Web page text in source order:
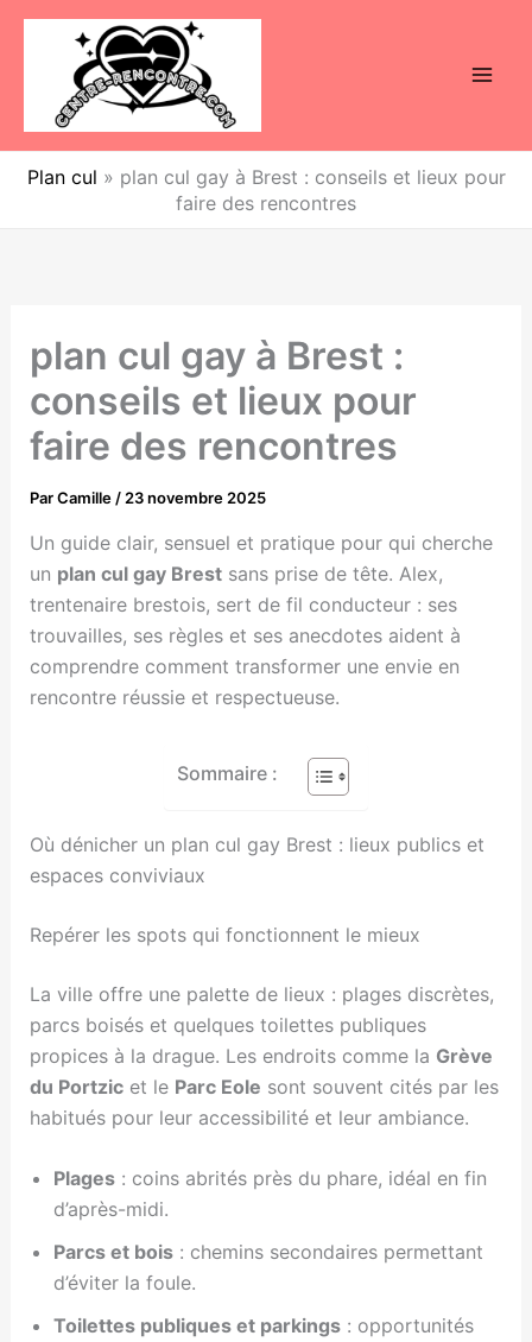
Aller
Plan cul » plan cul gay à Brest : conseils et lieux pour
faire des rencontres
plan cul gay à Brest :
conseils et lieux pour
faire des rencontres
ParCamille / 23 novembre 2025
Un guide clair, sensuel et pratique pour qui cherche
un plan cul gay Brestsans prise de tête. Alex,
trentenaire brestois, sert de fil conducteur : ses
trouvailles, ses règles et ses anecdotes aident à
comprendre comment transformer une envie en
rencontre réussie et respectueuse.
Sommaire :
Où dénicher un plan cul gay Brest : lieux publics et
espaces conviviaux
Repérer les spots qui fonctionnent le mieux
La ville offre une palette de lieux : plages discrètes,
parcs boisés et quelques toilettes publiques
propices à la drague. Les endroits comme la Grève
du Portzicet le Parc Eole sont souvent cités par les
habitués pour leur accessibilité et leur ambiance.
Plages: coins abrités près du phare, idéal en fin
d’après-midi.
Parcs et bois: chemins secondaires permettant
d’éviter la foule.
Toilettes publiques et parkings: opportunités